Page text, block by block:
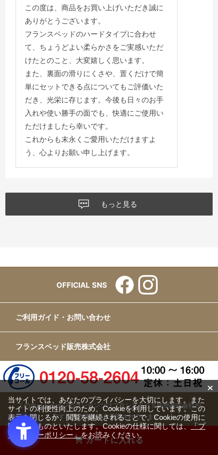
カートに入れる
この度は、商品をお買い上げいただき誠に
ありがとうございます。
フランスベッドのハードタイプに合わせ
て、ちょうどよい柔らかさをご実感いただ
けたとのこと、大変嬉しく思います。
また、裏面の滑りにくさや、置くだけで簡
単にセットできる点についてもご評価いた
だき、光栄に存じます。今後も日々のお手
入れや使い勝手の面でも、快適にご使用い
ただけましたら幸いです。
これからも末永くご愛用いただけますよ
う、心よりお願い申し上げます。
もっと見る
OFFICIAL SNS
ご利用ガイド・お問い合わせ
フランスベッド販売株式会社
このホームページのコンテンツはフランスベッド販売株式会社が
有する著作権により保護されています。
すべての文章、画像、動画などを、私的利用の範囲を超えて、許
可なく複製、改変、転載することは禁じられています。
Copyright(c) FRANCEBED Sales Co., ltd. All Rights Reserved.
当サイトでは、あなたのプライバシーを大切にします。また
サイトの利便性向上のため、Cookieを利用しています。この
表示を閉じるか、閲覧を継続されることで、Cookieの使用に
同意するものといたします。Cookieの仕様に関しては、「プ
ライバシーポリシー」をお読みください。